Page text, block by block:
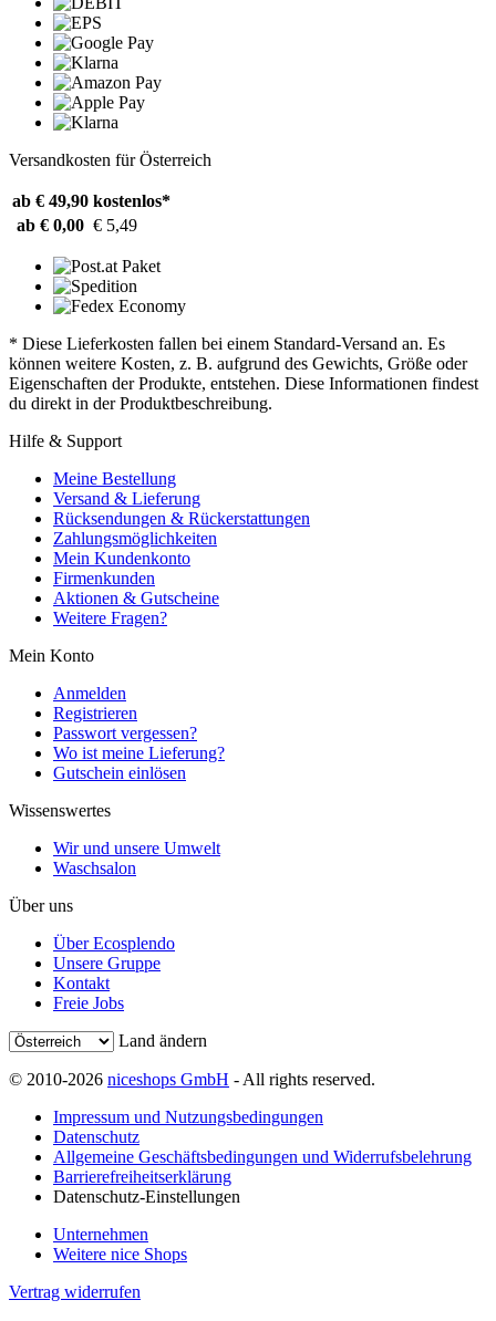
Versandkosten für Österreich
ab € 49,90 kostenlos*
ab € 0,00 € 5,49
* Diese Lieferkosten fallen bei einem Standard-Versand an. Es
können weitere Kosten, z. B. aufgrund des Gewichts, Größe oder
Eigenschaften der Produkte, entstehen. Diese Informationen findest
du direkt in der Produktbeschreibung.
Hilfe & Support
Meine Bestellung
Versand & Lieferung
Rücksendungen & Rückerstattungen
Zahlungsmöglichkeiten
Mein Kundenkonto
Firmenkunden
Aktionen & Gutscheine
Weitere Fragen?
Mein Konto
Anmelden
Registrieren
Passwort vergessen?
Wo ist meine Lieferung?
Gutschein einlösen
Wissenswertes
Wir und unsere Umwelt
Waschsalon
Über uns
Über Ecosplendo
Unsere Gruppe
Kontakt
Freie Jobs
Land ändern
© 2010-2026 niceshops GmbH - All rights reserved.
Impressum und Nutzungsbedingungen
Datenschutz
Allgemeine Geschäftsbedingungen und Widerrufsbelehrung
Barrierefreiheitserklärung
Datenschutz-Einstellungen
Unternehmen
Weitere nice Shops
Vertrag widerrufen